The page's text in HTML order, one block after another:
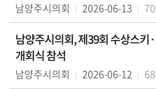
남양주시의회 2026-06-13
남양주시의회, 제39회 수상스키
개회식 참석
남양주시의회 2026-06-12